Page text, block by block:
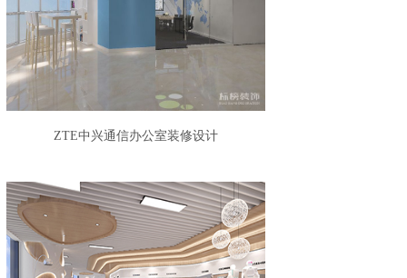
​ZTE中兴通信办公室装修设计